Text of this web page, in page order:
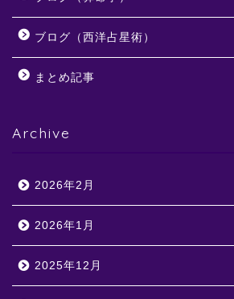
ブログ（西洋占星術）
まとめ記事
Archive
2026年2月
2026年1月
2025年12月